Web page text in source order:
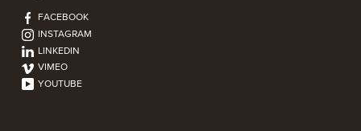
FACEBOOK
INSTAGRAM
LINKEDIN
VIMEO
YOUTUBE